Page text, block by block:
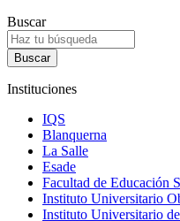
Buscar
Instituciones
IQS
Blanquerna
La Salle
Esade
Facultad de Educación
Instituto Universitario
Instituto Universitario